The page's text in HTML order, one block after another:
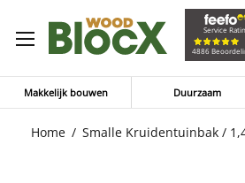
Service
4886
Makkelijk bouwen Duurzaam
Home Smalle Kruidentuinbak /